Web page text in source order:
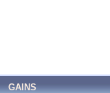
GAINS